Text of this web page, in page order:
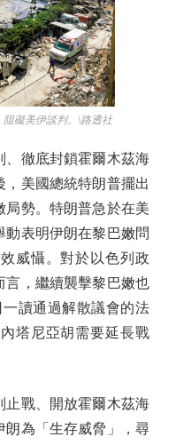
礙美伊談判。\路透社
徹底封鎖霍爾木茲海
美國總統特朗普擺出
局勢。特朗普急於在美
動表明伊朗在黎巴嫩問
威懾。對於以色列政
言，繼續襲擊黎巴嫩也
讀通過解散議會的法
塔尼亞胡需要延長戰
戰、開放霍爾木茲海
朗為「生存威脅」，尋